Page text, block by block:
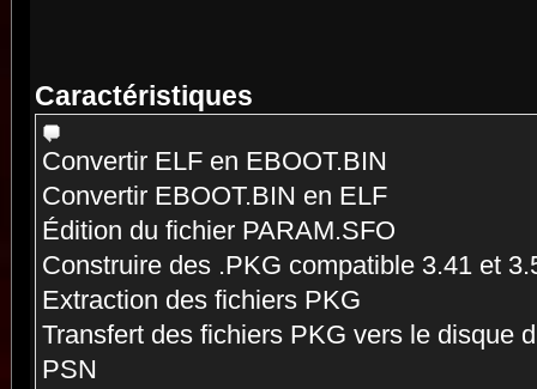
Caractéristiques
Convertir ELF en EBOOT.BIN
Convertir EBOOT.BIN en ELF
Édition du fichier PARAM.SFO
Construire des .PKG compatible 3.41 et
Extraction des fichiers PKG
Transfert des fichiers PKG vers le disque
PSN